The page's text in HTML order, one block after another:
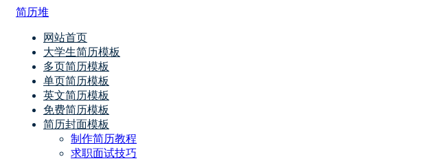
简历堆
网站首页
大学生简历模板
多页简历模板
单页简历模板
英文简历模板
免费简历模板
简历封面模板
制作简历教程
求职面试技巧